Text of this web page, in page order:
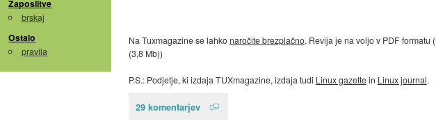
Zaposlitve
brskaj
Ostalo
pravila
Na Tuxmagazine se lahkonaročite brezplačno. Revija je na voljo v PDF formatu (
(3,8 Mb))
P.S.: Podjetje, ki izdaja TUXmagazine, izdaja tudi Linux gazettein Linux journal.
29 komentarjev